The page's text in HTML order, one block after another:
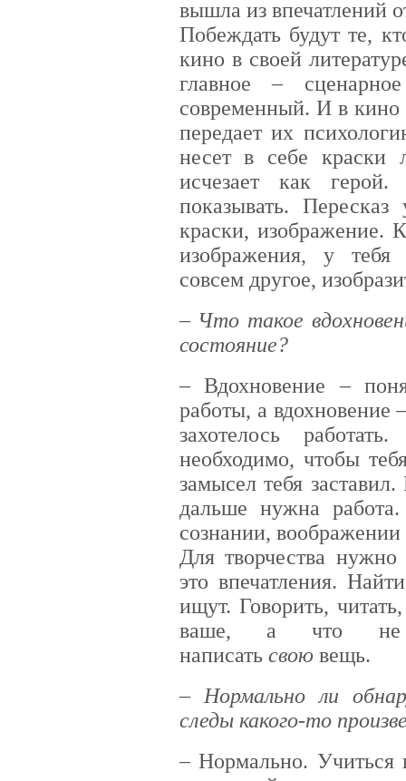
вышла из впечатлений
Побеждать будут те,
кино в своей
главное –
современный. И в кино
передает их
несет в себе краски
исчезает как
показывать.
краски, изображение.
изображения, у тебя
совсем другое,
– Что такое
состояние?
– Вдохновение –
работы, а вдохновение
захотелось
необходимо, чтобы
замысел тебя
дальше нужна
сознании,
Для творчества нужно
это впечатления.
ищут. Говорить,
ваше, а что не
написать своювещь.
– Нормально ли
следы какого-то
– Нормально. Учиться